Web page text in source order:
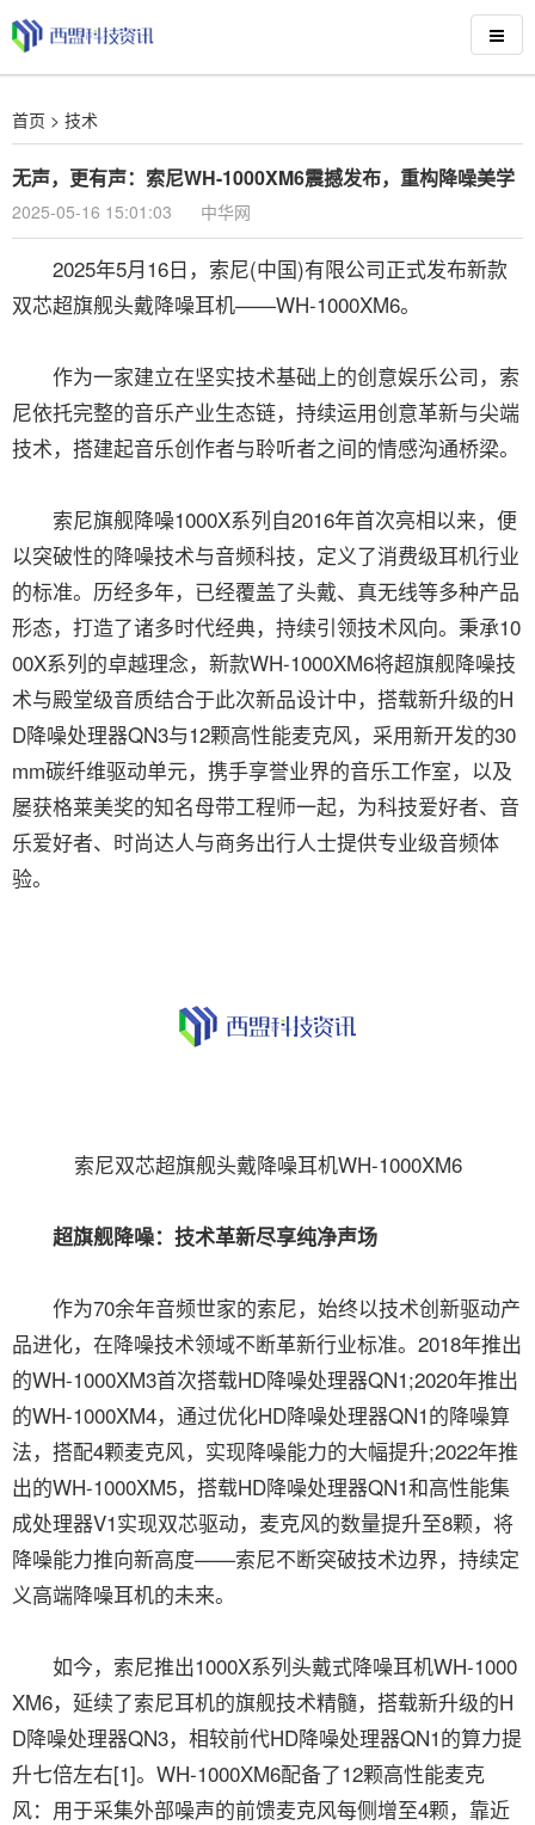
首页 > 技术
无声，更有声：索尼WH-1000XM6震撼发布，重构降噪美学
2025-05-16 15:01:03 中华网
2025年5月16日，索尼(中国)有限公司正式发布新款
双芯超旗舰头戴降噪耳机——WH-1000XM6。
作为一家建立在坚实技术基础上的创意娱乐公司，索
尼依托完整的音乐产业生态链，持续运用创意革新与尖端
技术，搭建起音乐创作者与聆听者之间的情感沟通桥梁。
索尼旗舰降噪1000X系列自2016年首次亮相以来，便
以突破性的降噪技术与音频科技，定义了消费级耳机行业
的标准。历经多年，已经覆盖了头戴、真无线等多种产品
形态，打造了诸多时代经典，持续引领技术风向。秉承10
00X系列的卓越理念，新款WH-1000XM6将超旗舰降噪技
术与殿堂级音质结合于此次新品设计中，搭载新升级的H
D降噪处理器QN3与12颗高性能麦克风，采用新开发的30
mm碳纤维驱动单元，携手享誉业界的音乐工作室，以及
屡获格莱美奖的知名母带工程师一起，为科技爱好者、音
乐爱好者、时尚达人与商务出行人士提供专业级音频体
验。
索尼双芯超旗舰头戴降噪耳机WH-1000XM6
超旗舰降噪：技术革新尽享纯净声场
作为70余年音频世家的索尼，始终以技术创新驱动产
品进化，在降噪技术领域不断革新行业标准。2018年推出
的WH-1000XM3首次搭载HD降噪处理器QN1;2020年推出
的WH-1000XM4，通过优化HD降噪处理器QN1的降噪算
法，搭配4颗麦克风，实现降噪能力的大幅提升;2022年推
出的WH-1000XM5，搭载HD降噪处理器QN1和高性能集
成处理器V1实现双芯驱动，麦克风的数量提升至8颗，将
降噪能力推向新高度——索尼不断突破技术边界，持续定
义高端降噪耳机的未来。
如今，索尼推出1000X系列头戴式降噪耳机WH-1000
XM6，延续了索尼耳机的旗舰技术精髓，搭载新升级的H
D降噪处理器QN3，相较前代HD降噪处理器QN1的算力提
升七倍左右[1]。WH-1000XM6配备了12颗高性能麦克
风：用于采集外部噪声的前馈麦克风每侧增至4颗，靠近